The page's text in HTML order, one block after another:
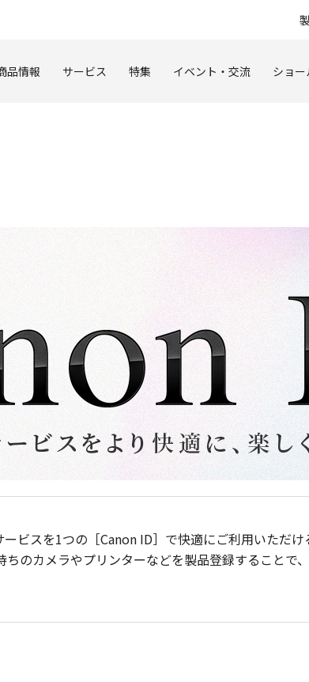
品情報 サービス 特集 イベント・交流 ショ
ビスを1つの［Canon ID］で快適にご利用いただけ
のカメラやプリンターなどを製品登録することで